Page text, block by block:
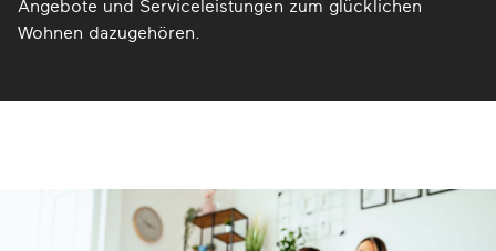
Angebote und Serviceleistungen zum glücklichen
Wohnen dazugehören.